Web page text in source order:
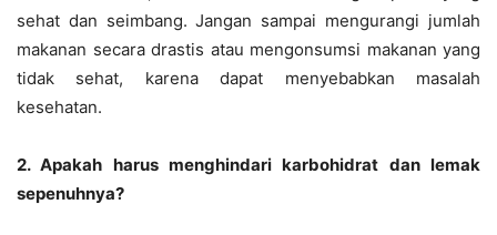
sehat dan seimbang. Jangan sampai mengurangi jumlah
makanan secara drastis atau mengonsumsi makanan yang
tidak sehat, karena dapat menyebabkan masalah
kesehatan.
2. Apakah harus menghindari karbohidrat dan lemak
sepenuhnya?